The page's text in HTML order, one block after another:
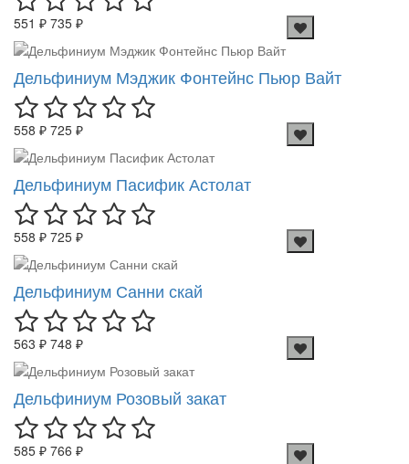
551 ₽ 735 ₽
Дельфиниум Мэджик Фонтейнс Пьюр Вайт
558 ₽ 725 ₽
Дельфиниум Пасифик Астолат
558 ₽ 725 ₽
Дельфиниум Санни скай
563 ₽ 748 ₽
Дельфиниум Розовый закат
585 ₽ 766 ₽